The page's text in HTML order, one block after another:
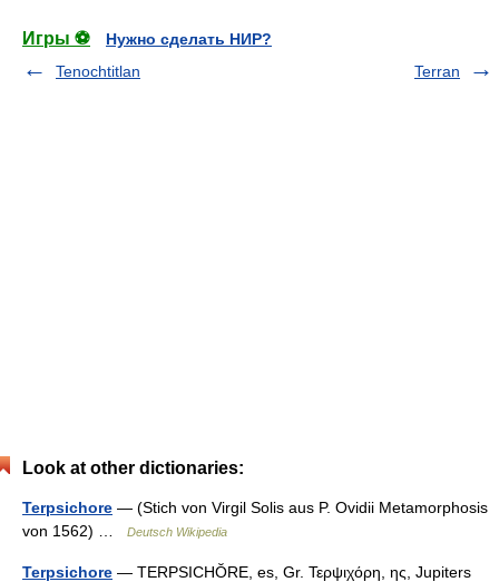
Игры ⚽
Нужно сделать НИР?
Tenochtitlan
Terran
Look at other dictionaries:
Terpsichore — (Stich von Virgil Solis aus P. Ovidii Metamorphosis
von 1562) …
Deutsch Wikipedia
Terpsichore — TERPSICHŎRE, es, Gr. Τερψιχόρη, ης, Jupiters